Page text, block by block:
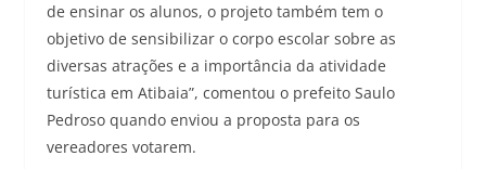
de ensinar os alunos, o projeto também tem o
objetivo de sensibilizar o corpo escolar sobre as
diversas atrações e a importância da atividade
turística em Atibaia”, comentou o prefeito Saulo
Pedroso quando enviou a proposta para os
vereadores votarem.